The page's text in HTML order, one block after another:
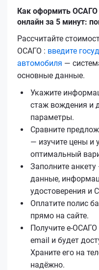
Как оформить ОСАГО
онлайн за 5 минут:
Рассчитайте
ОСАГО : введите
автомобиля —
основные данные.
Укажите
стаж вождения и
параметры.
Сравните
— изучите цены и
оптимальный
Заполните
данные,
удостоверения и
Оплатите полис
прямо на сайте.
Получите
email и будет
Храните его на
надёжно.